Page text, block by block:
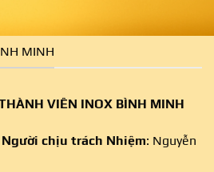
MINH
VIÊN INOX BÌNH MINH
Người chịu trách Nhiệm: Nguyễn